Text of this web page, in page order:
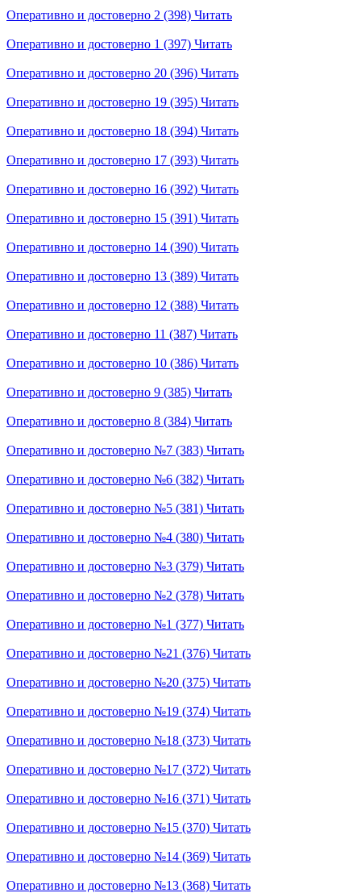
Оперативно и достоверно 2 (398) Читать
Оперативно и достоверно 1 (397) Читать
Оперативно и достоверно 20 (396) Читать
Оперативно и достоверно 19 (395) Читать
Оперативно и достоверно 18 (394) Читать
Оперативно и достоверно 17 (393) Читать
Оперативно и достоверно 16 (392) Читать
Оперативно и достоверно 15 (391) Читать
Оперативно и достоверно 14 (390) Читать
Оперативно и достоверно 13 (389) Читать
Оперативно и достоверно 12 (388) Читать
Оперативно и достоверно 11 (387) Читать
Оперативно и достоверно 10 (386) Читать
Оперативно и достоверно 9 (385) Читать
Оперативно и достоверно 8 (384) Читать
Оперативно и достоверно №7 (383) Читать
Оперативно и достоверно №6 (382) Читать
Оперативно и достоверно №5 (381) Читать
Оперативно и достоверно №4 (380) Читать
Оперативно и достоверно №3 (379) Читать
Оперативно и достоверно №2 (378) Читать
Оперативно и достоверно №1 (377) Читать
Оперативно и достоверно №21 (376) Читать
Оперативно и достоверно №20 (375) Читать
Оперативно и достоверно №19 (374) Читать
Оперативно и достоверно №18 (373) Читать
Оперативно и достоверно №17 (372) Читать
Оперативно и достоверно №16 (371) Читать
Оперативно и достоверно №15 (370) Читать
Оперативно и достоверно №14 (369) Читать
Оперативно и достоверно №13 (368) Читать